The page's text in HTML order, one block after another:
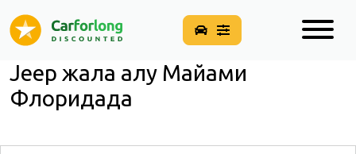
Jeep жалға алу Майами
Флоридада